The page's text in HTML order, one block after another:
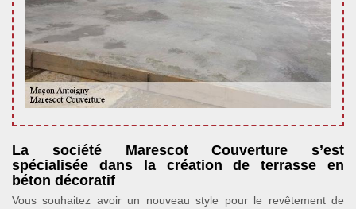
La société Marescot Couverture s’est
spécialisée dans la création de terrasse en
béton décoratif
Vous souhaitez avoir un nouveau style pour le revêtement de